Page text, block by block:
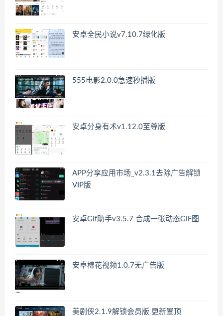
安卓全民小说v7.10.7绿化版
555电影2.0.0急速秒播版
安卓分身有术v1.12.0至尊版
APP分享应用市场_v2.3.1去除广告解锁
VIP版
安卓Gif助手v3.5.7 合成一张动态GIF图
安卓棉花视频1.0.7无广告版
美剧侠2.1.9解锁会员版 更新置顶